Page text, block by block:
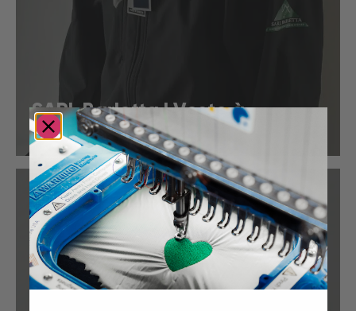
SARL Barletta | Veste à
capuche